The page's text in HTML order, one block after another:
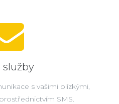
služby
s vašimi blízkými,
SMS.